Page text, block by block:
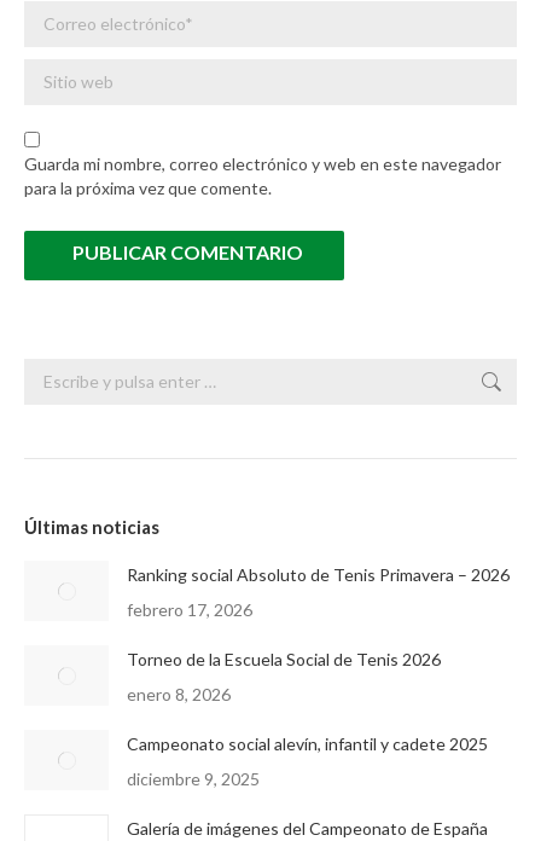
Guarda mi nombre, correo electrónico y web en este navegador
para la próxima vez que comente.
PUBLICAR COMENTARIO
Buscar:
Últimas noticias
Ranking social Absoluto de Tenis Primavera – 2026
febrero 17, 2026
Torneo de la Escuela Social de Tenis 2026
enero 8, 2026
Campeonato social alevín, infantil y cadete 2025
diciembre 9, 2025
Galería de imágenes del Campeonato de España